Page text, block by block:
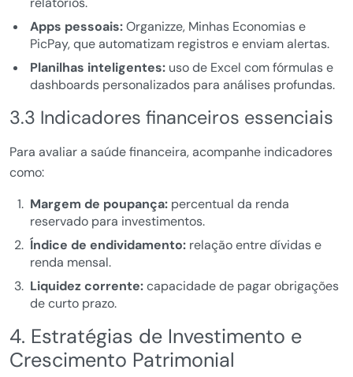
Apps pessoais:Organizze, Minhas Economias e
PicPay, que automatizam registros e enviam alertas.
Planilhas inteligentes:uso de Excel com fórmulas e
dashboards personalizados para análises profundas.
3.3 Indicadores financeiros essenciais
Para avaliar a saúde financeira, acompanhe indicadores
como:
Margem de poupança:percentual da renda
reservado para investimentos.
Índice de endividamento:relação entre dívidas e
renda mensal.
Liquidez corrente:capacidade de pagar obrigações
de curto prazo.
4. Estratégias de Investimento e
Crescimento Patrimonial